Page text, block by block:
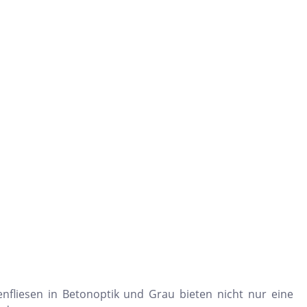
in Betonoptik und Grau bieten nicht nur eine